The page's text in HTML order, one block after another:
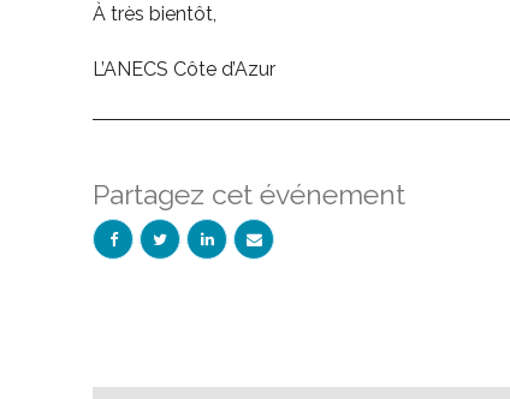
À très bientôt,
L’ANECS Côte d’Azur
Partagez cet événement